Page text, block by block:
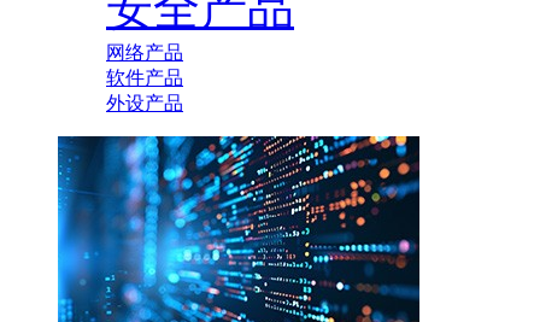
网络产品
软件产品
外设产品